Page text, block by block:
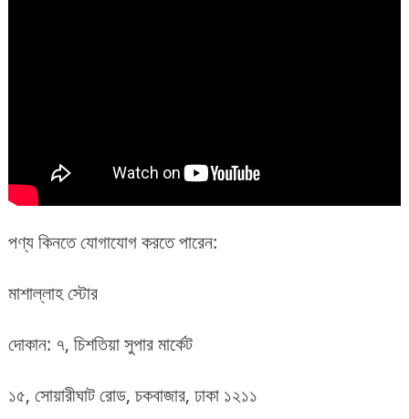
পণ্য কিনতে যোগাযোগ করতে পারেন:
মাশাল্লাহ স্টোর
দোকান: ৭, চিশতিয়া সুপার মার্কেট
১৫, সোয়ারীঘাট রোড, চকবাজার, ঢাকা ১২১১